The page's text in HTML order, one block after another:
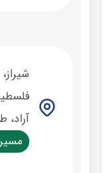
آراد، طبقه